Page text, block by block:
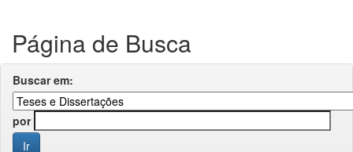
Página de Busca
Buscar em:
por